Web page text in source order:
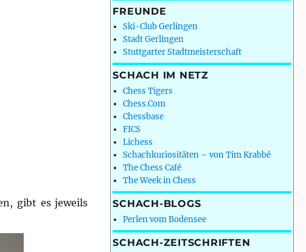
gibt es jeweils
FREUNDE
Ski-Club Gerlingen
Stadt Gerlingen
Stuttgarter Stadtmeisterschaft
SCHACH IM NETZ
Chess Tigers
Chess.Com
Chessbase
FICS
Lichess
Schachkuriositäten – von Tim Krabbé
The Chess Café
The Week in Chess
SCHACH-BLOGS
Perlen vom Bodensee
SCHACH-ZEITSCHRIFTEN